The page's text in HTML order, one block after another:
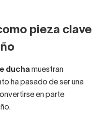
pieza clave
ducha muestran
ha pasado de ser una
en parte